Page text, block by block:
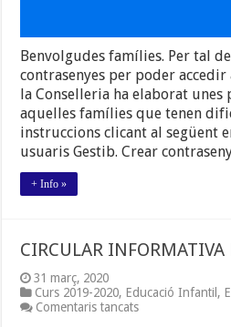
Benvolgudes famílies. Per tal
contrasenyes per poder
la Conselleria ha elaborat
aquelles famílies que tenen
instruccions clicant al següent
usuaris Gestib. Crear
+ Info »
CIRCULAR
31 març, 2020
Curs 2019-2020, Educació Infantil ,
Comentaris tancatsa